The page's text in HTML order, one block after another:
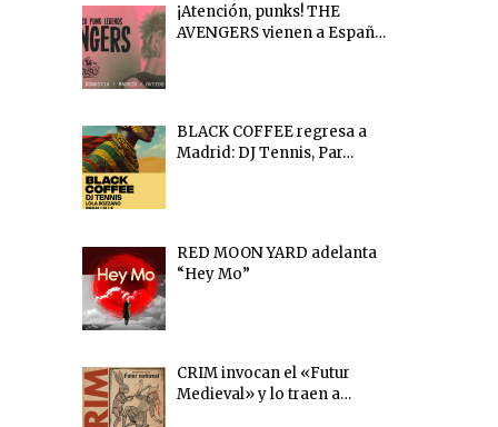
¡Atención, punks! THE
AVENGERS vienen a Españ…
BLACK COFFEE regresa a
Madrid: DJ Tennis, Par…
RED MOON YARD adelanta
“Hey Mo”
CRIM invocan el «Futur
Medieval» y lo traen a…